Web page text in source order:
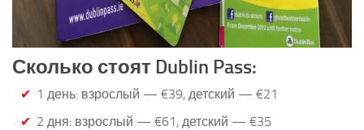
Сколько стоят Dublin Pass:
1 день: взрослый — €39, детский — €21
2 дня: взрослый — €61, детский — €35